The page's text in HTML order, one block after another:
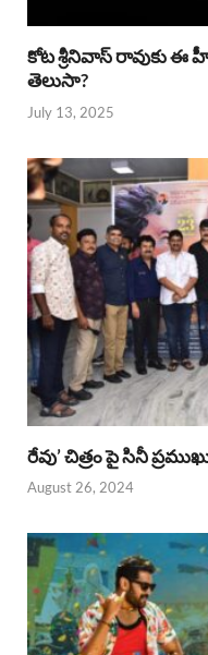
కోట శ్రీనివాస్ రావుకు ఈ
తెలుసా?
July 13, 2025
రేవు’ చిత్రం పై సినీ
August 26, 2024